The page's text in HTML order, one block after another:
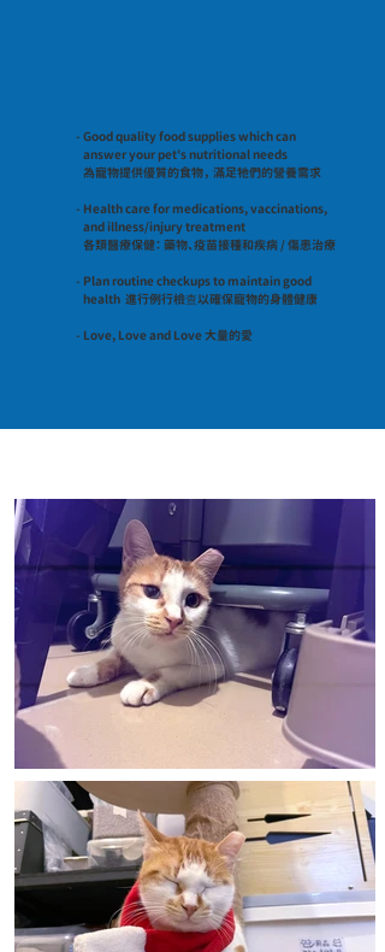
- Good quality food supplies which can
answer your pet's nutritional needs
為寵物提供優質的食物， 滿足牠們的營養需求
- Health care for medications, vaccinations,
and illness/injury treatment
各類醫療保健： 藥物、疫苗接種和疾病 / 傷患治療
- Plan routine checkups to maintain good
health 進行例行檢查以確保寵物的身體健康
- Love, Love and Love 大量的愛